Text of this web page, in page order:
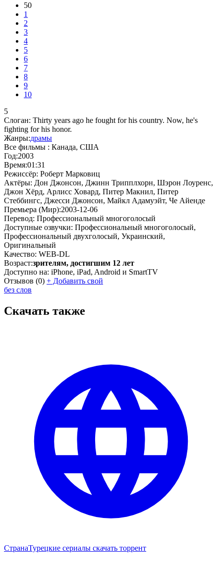
50
1
2
3
4
5
6
7
8
9
10
5
Слоган: Thirty years ago he fought for his country. Now, he's
fighting for his honor.
Жанры:драмы
Все фильмы : Канада, США
Год:2003
Время:01:31
Режиссёр: Роберт Марковиц
Актёры: Дон Джонсон, Джинн Трипплхорн, Шэрон Лоуренс,
Джон Хёрд, Арлисс Ховард, Питер Макнил, Питер
Стеббингс, Джесси Джонсон, Майкл Адамуэйт, Че Айенде
Премьера (Мир):2003-12-06
Перевод: Профессиональный многоголосый
Доступные озвучки: Профессиональный многоголосый,
Профессиональный двухголосый, Украинский,
Оригинальный
Качество: WEB-DL
Возраст:зрителям, достигшим 12 лет
Доступно на: iPhone, iPad, Android и SmartTV
Отзывов (0) + Добавить свой
без слов
Скачать также
СтранаТурецкие сериалы скачать торрент